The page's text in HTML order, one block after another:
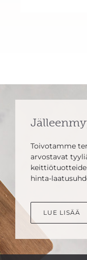
Toivotamme
arvostavat
hinta-
LUE LISÄÄ